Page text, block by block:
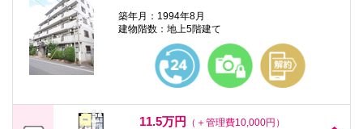
築年月：1994年8月
建物階数：地上5階建て
11.5万円
（＋管理費10,000円）